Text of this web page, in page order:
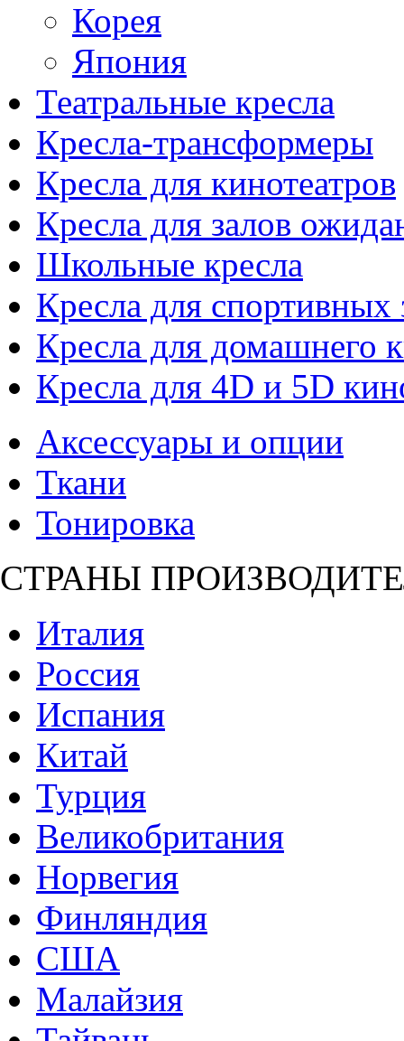
Корея
Япония
Театральные кресла
Кресла-трансформеры
Кресла для кинотеатров
Кресла для залов
Школьные кресла
Кресла для спортивных
Кресла для домашнего
Кресла для 4D и 5D
Аксессуары и опции
Ткани
Тонировка
СТРАНЫ
Италия
Россия
Испания
Китай
Турция
Великобритания
Норвегия
Финляндия
США
Малайзия